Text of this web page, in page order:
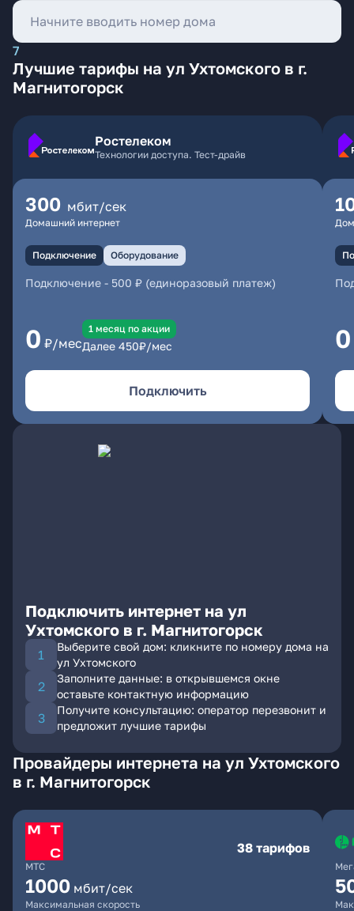
7
Лучшие тарифы на ул Ухтомского в г.
Магнитогорск
Ростелеком
Технологии доступа. Тест-драйв
300 мбит/сек
Домашний интернет
Подключение Оборудование
Подключение - 500 ₽ (единоразовый платеж)
0 ₽/мес
1 месяц по акции
Далее 450₽/мес
Подключить
0
Подключить интернет на ул
Ухтомского в г. Магнитогорск
Выберите свой дом: кликните по номеру дома на
ул Ухтомского
Заполните данные: в открывшемся окне
оставьте контактную информацию
Получите консультацию: оператор перезвонит и
предложит лучшие тарифы
Провайдеры интернета на ул Ухтомского
в г. Магнитогорск
МТС
38 тарифов
1000 мбит/сек
Максимальная скорость